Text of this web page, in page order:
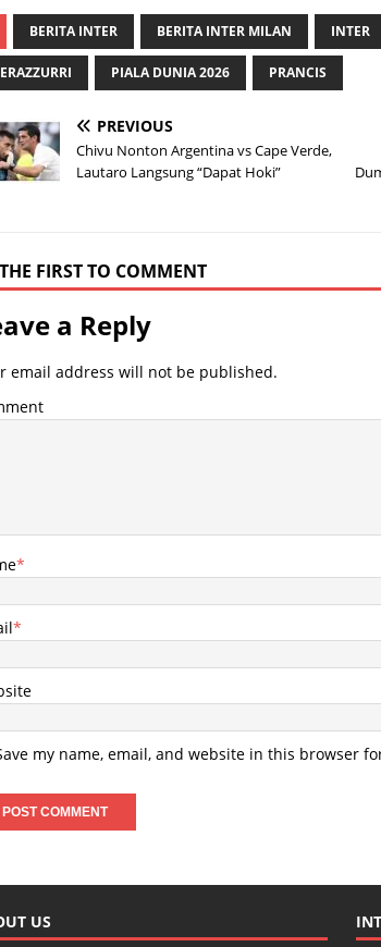
BERITA INTER BERITA INTER MILAN INTER
PIALA DUNIA 2026 PRANCIS
PREVIOUS
Chivu Nonton Argentina vs Cape Verde,
Lautaro Langsung “Dapat Hoki”
FIRST TO COMMENT
a Reply
email address will not be published.
*
*
my name, email, and website in this browser
US